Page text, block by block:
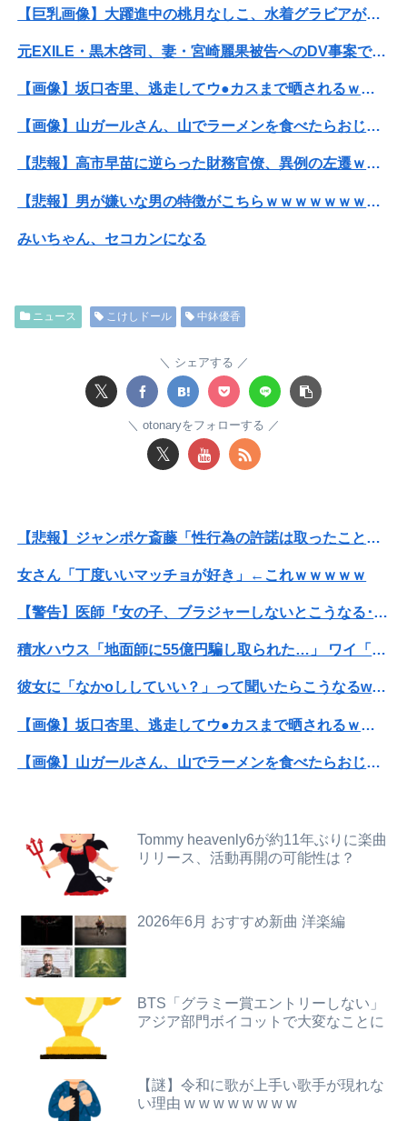
【巨乳画像】大躍進中の桃月なしこ、水着グラビアがパーフェクトボディすぎるwwwwwww
元EXILE・黒木啓司、妻・宮崎麗果被告へのDV事案で逮捕されていた 宮崎は全身打撲、頭部裂傷及び打撲、頸部損傷の怪我
【画像】坂口杏里、逃走してウ●カスまで晒されるｗｗｗｗｗ
【画像】山ガールさん、山でラーメンを食べたらおじさんに怒られるｗｗｗ
【悲報】高市早苗に逆らった財務官僚、異例の左遷ｗｗｗｗｗｗｗｗ
【悲報】男が嫌いな男の特徴がこちらｗｗｗｗｗｗｗｗｗｗ
みいちゃん、セコカンになる
【日向坂46】まさかの楽曲も披露！『三期生LIVE』愛知公演のレポがこちら
【悲報】ジャンポケ斎藤「性行為の許諾は取ったことありません」
日向坂OGの最新ランジェリー、もうエグいだろ・・・(画像どーん)
【動画】ロシアの空挺兵、パラシュートが開かずに墜落してしまう。
私「妊娠しました」義兄嫁「その子は私が育てる！」→義妹の子を育ててきた私にまさかの要求をしてきて…
【画像】加藤綾子アナ、無防備パン●ラ撮られちゃう
女さん「丁度いいマッチョが好き」←これｗｗｗｗｗ
【悲報】露悪系アニメ、最盛期へｗｗｗｗｗ
【悲報】「果糖」が「がん転移」を促すと判明
【悲報】ガキ「これインターネット老人会じゃんｗ」ぼく「どれどれ…」ガキ「ニコニコ！らきすた！ボカロ！」ぼく「はぁ…」
ニュース こけしドール 中鉢優香
シェアする
𝕏
otonaryをフォローする
𝕏
【悲報】ジャンポケ斎藤「性行為の許諾は取ったことありません」
女さん「丁度いいマッチョが好き」←これｗｗｗｗｗ
【警告】医師『女の子、ブラジャーしないとこうなる････』⇒！！！
積水ハウス「地面師に55億円騙し取られた…」 ワイ「はえーかわいそう…会社滅茶苦茶やろなぁ」
彼女に「なかoししていい？」って聞いたらこうなるwww
【画像】坂口杏里、逃走してウ●カスまで晒されるｗｗｗｗｗ
【画像】山ガールさん、山でラーメンを食べたらおじさんに怒られるｗｗｗ
【悲報】男が嫌いな男の特徴がこちらｗｗｗｗｗｗｗｗｗｗ
みいちゃん、セコカンになる
【悲報】ライザさん、お●ぱいを触られてしまうｗｗｗｗｗｗｗｗ
Tommy heavenly6が約11年ぶりに楽曲
リリース、活動再開の可能性は？
2026年6月 おすすめ新曲 洋楽編
BTS「グラミー賞エントリーしない」
アジア部門ボイコットで大変なことに
【謎】令和に歌が上手い歌手が現れな
い理由 w w w w w w w w